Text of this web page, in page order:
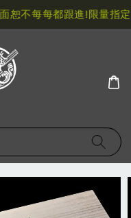
不每每都跟進!限量指定